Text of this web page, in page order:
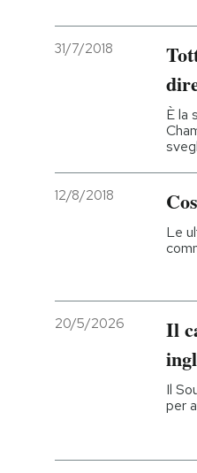
31/7/2018
È la
12/8/2018
Le
20/5/2026
Il
Il
per